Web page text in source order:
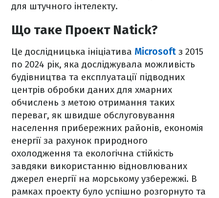
для штучного інтелекту.
Що таке Проект Natick?
Це дослідницька ініціатива Microsoft з 2015
по 2024 рік, яка досліджувала можливість
будівництва та експлуатації підводних
центрів обробки даних для хмарних
обчислень з метою отримання таких
переваг, як швидше обслуговування
населення прибережних районів, економія
енергії за рахунок природного
охолодження та екологічна стійкість
завдяки використанню відновлюваних
джерел енергії на морському узбережжі. В
рамках проекту було успішно розгорнуто та